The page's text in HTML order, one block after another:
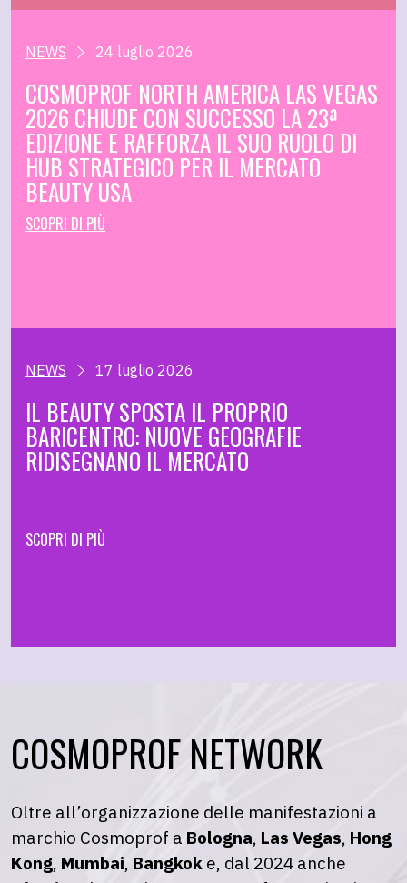
NEWS 24 luglio 2026
COSMOPROF NORTH AMERICA LAS VEGAS
2026 CHIUDE CON SUCCESSO LA 23ª
EDIZIONE E RAFFORZA IL SUO RUOLO DI
HUB STRATEGICO PER IL MERCATO
BEAUTY USA
SCOPRI DI PIÙ
NEWS 17 luglio 2026
IL BEAUTY SPOSTA IL PROPRIO
BARICENTRO: NUOVE GEOGRAFIE
RIDISEGNANO IL MERCATO
SCOPRI DI PIÙ
COSMOPROF NETWORK
Oltre all’organizzazione delle manifestazioni a
marchio Cosmoprof a Bologna, Las Vegas, Hong
Kong, Mumbai, Bangkok e, dal 2024 anche